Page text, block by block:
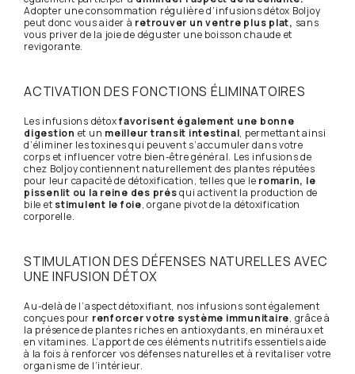
Adopter une consommation régulière d’infusions détox Boljoy
peut donc vous aider à retrouver un ventre plus plat, sans
vous priver de la joie de déguster une boisson chaude et
revigorante.
ACTIVATION DES FONCTIONS ÉLIMINATOIRES
Les infusions détoxfavorisent également une bonne
digestion et un meilleur transit intestinal, permettant ainsi
d’éliminer les toxines qui peuvent s’accumuler dans votre
corps et influencer votre bien-être général. Les infusions de
chez Boljoy contiennent naturellement des plantes réputées
pour leur capacité de détoxification, telles que le romarin, le
pissenlit ou la reine des présqui activent la production de
bile et stimulent le foie, organe pivot de la détoxification
corporelle.
STIMULATION DES DÉFENSES NATURELLES AVEC
UNE INFUSION DÉTOX
Au-delà de l’aspect détoxifiant, nos infusions sont également
conçues pour renforcer votre système immunitaire, grâce à
la présence de plantes riches en antioxydants, en minéraux et
en vitamines. L’apport de ces éléments nutritifs essentiels aide
à la fois à renforcer vos défenses naturelles et à revitaliser votre
organisme de l’intérieur.